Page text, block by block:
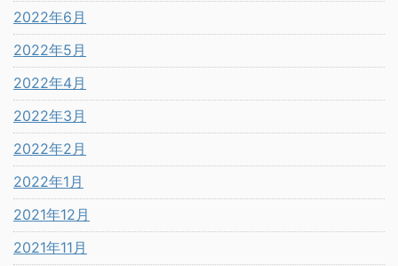
2022年6月
2022年5月
2022年4月
2022年3月
2022年2月
2022年1月
2021年12月
2021年11月